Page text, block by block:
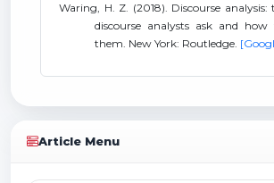
Waring, H. Z. (2018). Discourse analysis:
discourse analysts ask and how
them. New York: Routledge.
Article Menu